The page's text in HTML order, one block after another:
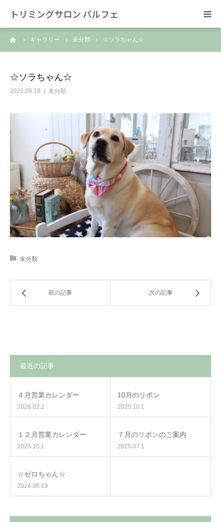
トリミングサロン パルフェ
ギャラリー 未分類 ☆ソラちゃん☆
☆ソラちゃん☆
2022.09.10 未分類
未分類
前の記事 次の記事
最近の記事
４月営業カレンダー
2026.02.2
10月のリボン
2025.10.1
１２月営業カレンダー
2025.10.1
７月のリボンのご案内
2025.07.1
☆ゼロちゃん☆
2024.08.19
HOME
SNS/リンク